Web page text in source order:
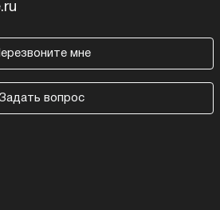
мне
вопрос